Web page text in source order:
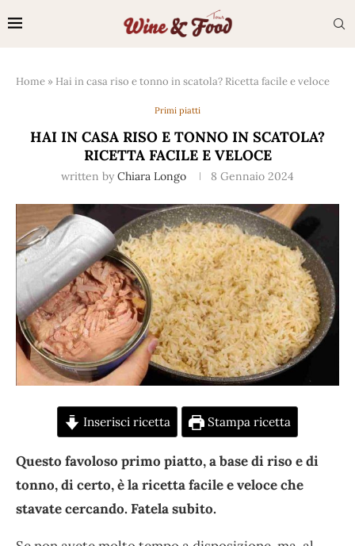
Home » Hai in casa riso e tonno in scatola? Ricetta facile e veloce
Primi piatti
HAI IN CASA RISO E TONNO IN SCATOLA?
RICETTA FACILE E VELOCE
written by Chiara Longo 8 Gennaio 2024
Inserisci ricetta Stampa ricetta
Questo favoloso primo piatto, a base di riso e di
tonno, di certo, è la ricetta facile e veloce che
stavate cercando. Fatela subito.